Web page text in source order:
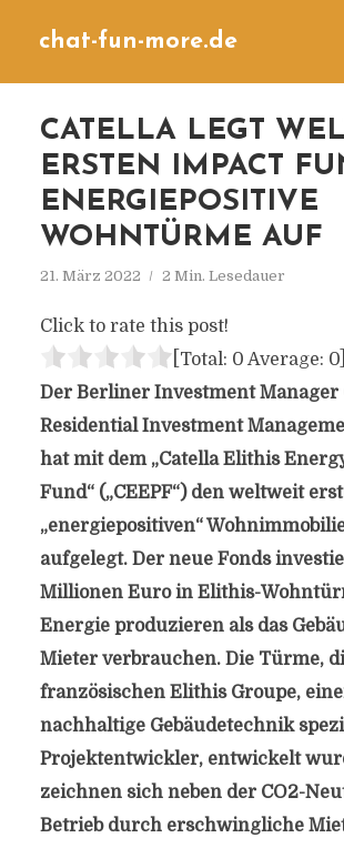
chat-fun-more.de
CATELLA LEGT
ERSTEN IMPACT
ENERGIEPOSITIVE
WOHNTÜRME AUF
21. März 2022 2 Min. Lesedauer
Click to rate this post!
[Total: 0 Average: 0]
Der Berliner Investment Manager
Residential Investment
hat mit dem „Catella Elithis
Fund“ („CEEPF“) den weltweit
„energiepositiven“
aufgelegt. Der neue Fonds
Millionen Euro in Elithis-
Energie produzieren als das
Mieter verbrauchen. Die Türme,
französischen Elithis Groupe,
nachhaltige Gebäudetechnik
Projektentwickler, entwickelt
zeichnen sich neben der CO2-
Betrieb durch erschwingliche